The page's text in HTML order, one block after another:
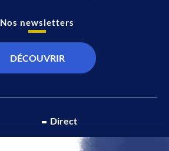
Direct
À propos de nous
Nos newsletters
DÉCOUVRIR